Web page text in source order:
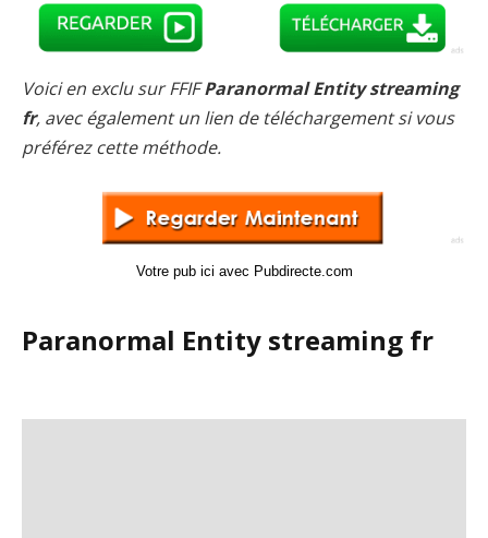
Voici en exclu sur FFIFParanormal Entity streaming
fr, avec également un lien de téléchargement si vous
préférez cette méthode.
Votre pub ici avec Pubdirecte.com
Paranormal Entity streaming fr